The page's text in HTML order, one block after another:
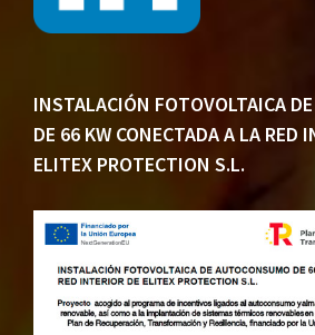
INSTALACIÓN FOTOVOLTAICA
DE 66 KW CONECTADA A LA RED
ELITEX PROTECTION S.L.